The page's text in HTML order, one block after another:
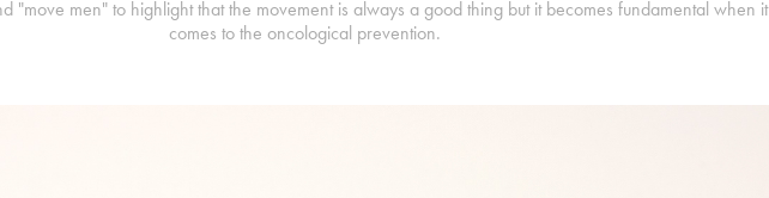
"move men" to highlight that the movement is always a good thing but it becomes fundamental when it
comes to the oncological prevention.